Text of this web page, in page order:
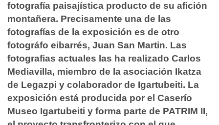
fotografía paisajística producto de su afición
montañera. Precisamente una de las
fotografías de la exposición es de otro
fotográfo eibarrés, Juan San Martin. Las
fotografias actuales las ha realizado Carlos
Mediavilla, miembro de la asociación Ikatza
de Legazpi y colaborador de Igartubeiti. La
exposición está producida por el Caserío
Museo Igartubeiti y forma parte de PATRIM II,